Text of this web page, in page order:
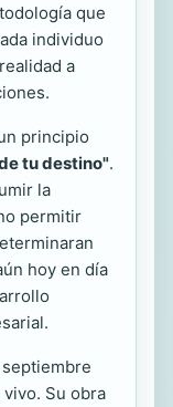
que
individuo
a
principio
tu destino".
la
permitir
hoy en día
Su obra